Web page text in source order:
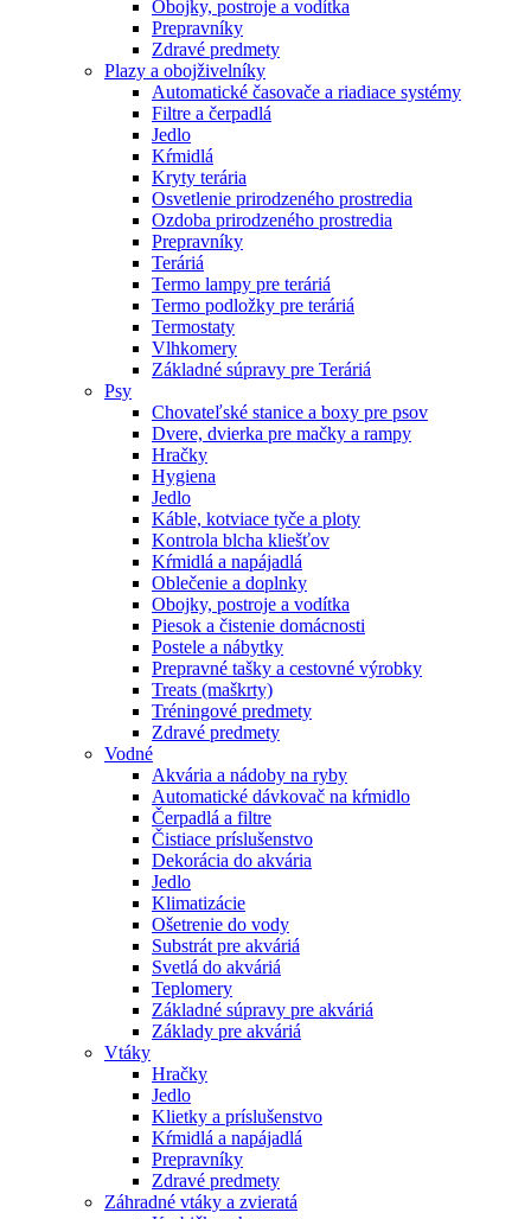
Obojky, postroje a vodítka
Prepravníky
Zdravé predmety
Plazy a obojživelníky
Automatické časovače a riadiace systémy
Filtre a čerpadlá
Jedlo
Kŕmidlá
Kryty terária
Osvetlenie prirodzeného prostredia
Ozdoba prirodzeného prostredia
Prepravníky
Teráriá
Termo lampy pre teráriá
Termo podložky pre teráriá
Termostaty
Vlhkomery
Základné súpravy pre Teráriá
Psy
Chovateľské stanice a boxy pre psov
Dvere, dvierka pre mačky a rampy
Hračky
Hygiena
Jedlo
Káble, kotviace tyče a ploty
Kontrola blcha kliešťov
Kŕmidlá a napájadlá
Oblečenie a doplnky
Obojky, postroje a vodítka
Piesok a čistenie domácnosti
Postele a nábytky
Prepravné tašky a cestovné výrobky
Treats (maškrty)
Tréningové predmety
Zdravé predmety
Vodné
Akvária a nádoby na ryby
Automatické dávkovač na kŕmidlo
Čerpadlá a filtre
Čistiace príslušenstvo
Dekorácia do akvária
Jedlo
Klimatizácie
Ošetrenie do vody
Substrát pre akváriá
Svetlá do akváriá
Teplomery
Základné súpravy pre akváriá
Základy pre akváriá
Vtáky
Hračky
Jedlo
Klietky a príslušenstvo
Kŕmidlá a napájadlá
Prepravníky
Zdravé predmety
Záhradné vtáky a zvieratá